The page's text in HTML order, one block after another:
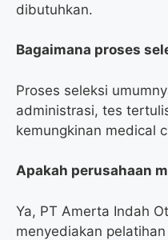
dibutuhkan.
Bagaimana proses
Proses seleksi
administrasi, tes
kemungkinan medical
Apakah perusahaan
Ya, PT Amerta Indah
menyediakan